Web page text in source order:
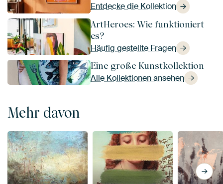
Entdecke die Kollektion
ArtHeroes: Wie funktioniert
es?
Häufig gestellte Fragen
Eine große Kunstkollektion
Alle Kollektionen ansehen
Mehr davon